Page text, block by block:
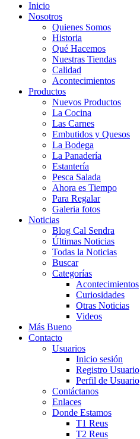
Inicio
Nosotros
Quienes Somos
Historia
Qué Hacemos
Nuestras Tiendas
Calidad
Acontecimientos
Productos
Nuevos Productos
La Cocina
Las Carnes
Embutidos y Quesos
La Bodega
La Panadería
Estantería
Pesca Salada
Ahora es Tiempo
Para Regalar
Galeria fotos
Noticias
Blog Cal Sendra
Últimas Noticias
Todas la Noticias
Buscar
Categorías
Acontecimientos
Curiosidades
Otras Noticias
Videos
Más Bueno
Contacto
Usuarios
Inicio sesión
Registro Usuario
Perfil de Usuario
Contáctanos
Enlaces
Donde Estamos
T1 Reus
T2 Reus